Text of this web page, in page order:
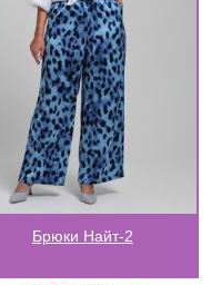
Брюки Найт-2